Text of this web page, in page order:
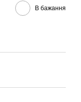
В бажання